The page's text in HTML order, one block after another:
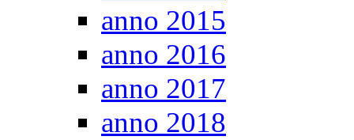
anno 2015
anno 2016
anno 2017
anno 2018